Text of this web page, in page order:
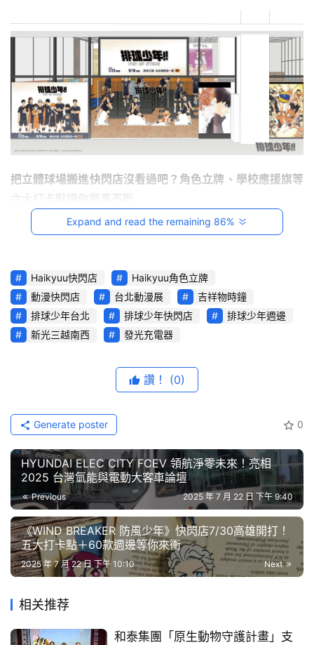
試
音
台
灣
車
生
界
玩
C
A
R
碑
中
古
車
行
百
中
車
把立體球場搬進快閃店沒看過吧？角色立牌、學校應援旗等
Expand and read the remaining 86%
Haikyuu快閃店
Haikyuu角色立牌
動漫快閃店
台北動漫展
吉祥物時鐘
排球少年台北
排球少年快閃店
排球少年週邊
新光三越南西
發光充電器
讚！ (0)
0
Generate poster
HYUNDAI ELEC CITY FCEV 領航淨零未來！亮相
2025 台灣氫能與電動大客車論壇
Previous 2025 年 7 月 22 日 下午 9:40
《WIND BREAKER 防風少年》快閃店7/30高雄開打！
五大打卡點＋60款週邊等你來衝
Next
2025 年 7 月 22 日 下午 10:10
相关推荐
和泰集團「原生動物守護計畫」支